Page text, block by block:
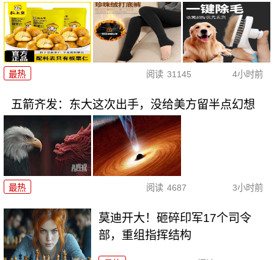
最热 阅读 31145 4小时前
五箭齐发：东大这次出手，没给美方留半点幻想
最热 阅读 4687 3小时前
莫迪开大！砸碎印军17个司令
部，重组指挥结构